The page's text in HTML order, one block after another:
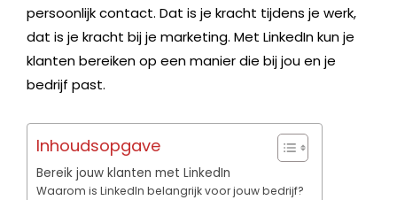
persoonlijk contact. Dat is je kracht tijdens je werk,
dat is je kracht bij je marketing. Met LinkedIn kun je
klanten bereiken op een manier die bij jou en je
bedrijf past.
Inhoudsopgave
Bereik jouw klanten met LinkedIn
Waarom is LinkedIn belangrijk voor jouw bedrijf?